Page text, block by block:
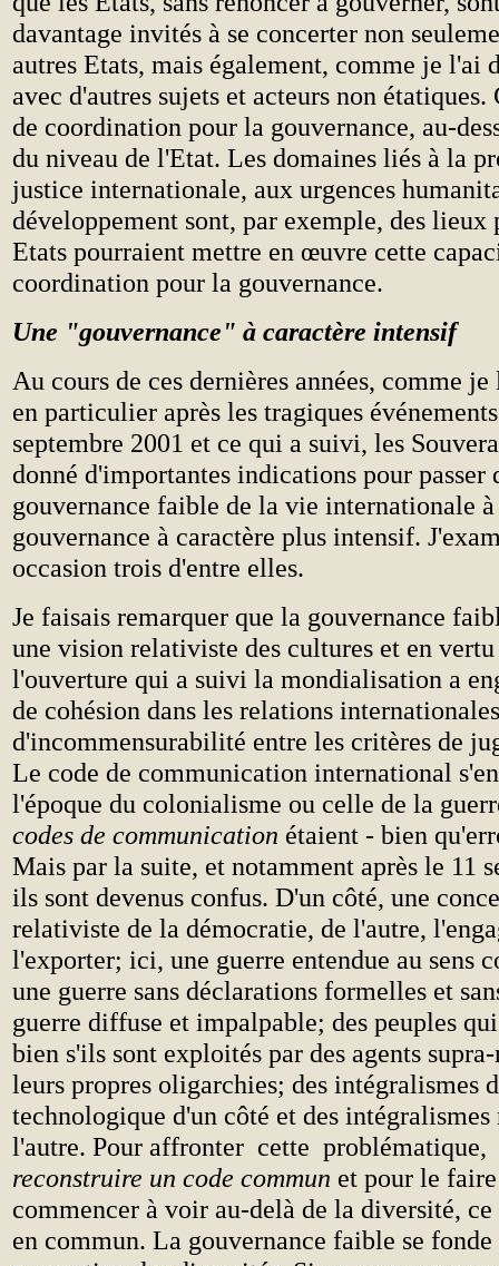
davantage invités à se concerter non
autres Etats, mais également, comme je l'ai
avec d'autres sujets et acteurs non
de coordination pour la gouvernance, au-
du niveau de l'Etat. Les domaines liés à la
justice internationale, aux urgences
développement sont, par exemple, des
Etats pourraient mettre en œuvre cette
coordination pour la gouvernance.
Une "gouvernance" à caractère intensif
Au cours de ces dernières années, comme
en particulier après les tragiques
septembre 2001 et ce qui a suivi, les
donné d'importantes indications pour passer
gouvernance faible de la vie internationale à
gouvernance à caractère plus intensif.
occasion trois d'entre elles.
Je faisais remarquer que la gouvernance
une vision relativiste des cultures et en
l'ouverture qui a suivi la mondialisation a
de cohésion dans les relations
d'incommensurabilité entre les critères de
Le code de communication international
l'époque du colonialisme ou celle de la
codes de communication étaient - bien
Mais par la suite, et notamment après le 11
ils sont devenus confus. D'un côté, une
relativiste de la démocratie, de l'autre,
l'exporter; ici, une guerre entendue au sens
une guerre sans déclarations formelles et
guerre diffuse et impalpable; des peuples
bien s'ils sont exploités par des agents
leurs propres oligarchies; des intégralismes
technologique d'un côté et des
l'autre. Pour affronter cette
reconstruire un code commun et pour le
commencer à voir au-delà de la diversité, ce
en commun. La gouvernance faible se